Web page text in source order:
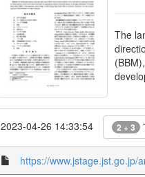
The
2023-04-26 14:33:54 2 + 3
https://www.jstage.jst.go.jp/